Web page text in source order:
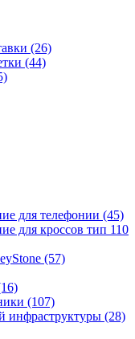
(26)
(44)
для телефонии (45)
для кроссов тип 110
(57)
(107)
инфраструктуры (28)